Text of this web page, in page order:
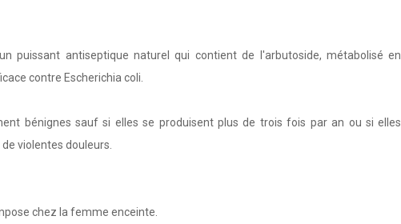
antiseptique naturel qui contient de l'arbutoside, métabolisé en
contre Escherichia coli.
bénignes sauf si elles se produisent plus de trois fois par an ou si elles
violentes douleurs.
chez la femme enceinte.